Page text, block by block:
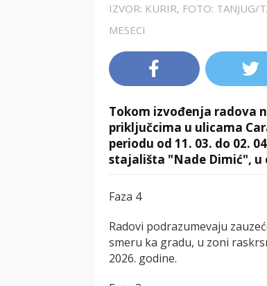
IZVOR: KURIR, FOTO: TANJUG/
MESECI
Tokom izvođenja radova
priključcima u ulicama
periodu od 11. 03. do 02.
stajališta "Nade Dimić", u
Faza 4
Radovi podrazumevaju
smeru ka gradu, u zoni
2026. godine.